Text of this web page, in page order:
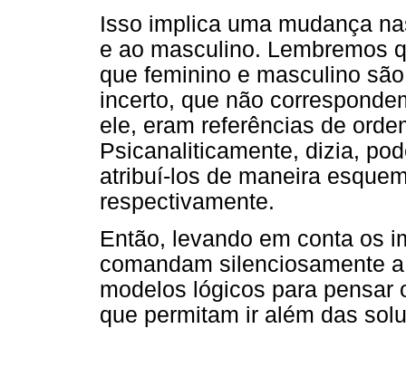
Isso implica uma mudança
e ao masculino. Lembremos
que feminino e masculino
incerto, que não
ele, eram referências de
Psicanaliticamente, dizia,
atribuí-los de maneira
respectivamente.
Então, levando em conta os
comandam silenciosamente
modelos lógicos para pensar
que permitam ir além das